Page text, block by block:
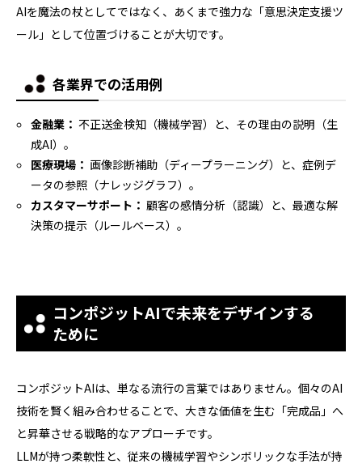
AIを魔法の杖としてではなく、あくまで強力な「意思決定支援ツ
ール」として位置づけることが大切です。
各業界での活用例
金融業： 不正送金検知（機械学習）と、その理由の説明（生
成AI）。
医療現場： 画像診断補助（ディープラーニング）と、症例デ
ータの参照（ナレッジグラフ）。
カスタマーサポート： 顧客の感情分析（認識）と、最適な解
決策の提示（ルールベース）。
コンポジットAIで未来をデザインする
ために
コンポジットAIは、単なる流行の言葉ではありません。個々のAI
技術を賢く組み合わせることで、大きな価値を生む「完成品」へ
と昇華させる戦略的なアプローチです。
LLMが持つ柔軟性と、従来の機械学習やシンボリックな手法が持